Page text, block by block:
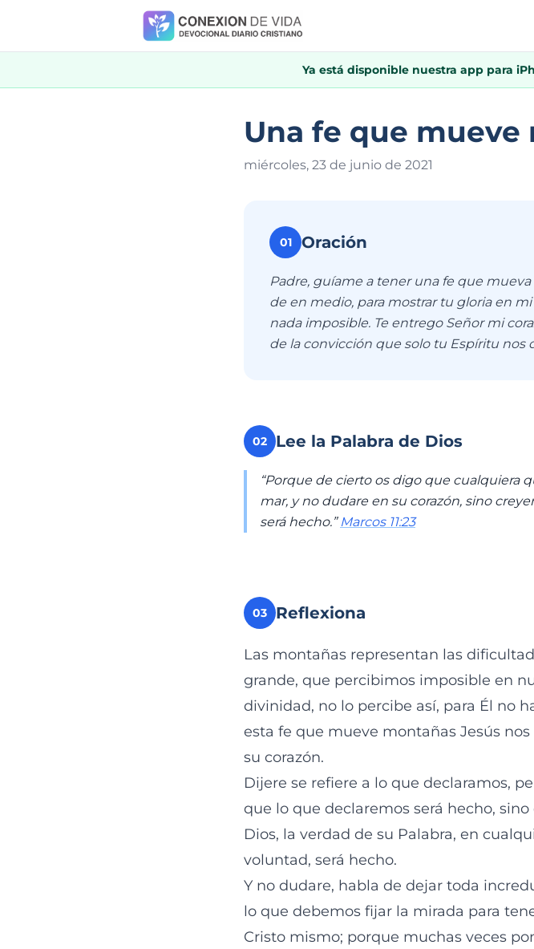
Ya está disponible nuestra app para
Una fe que mueve
miércoles, 23 de junio de 2021
01 Oración
Padre, guíame a tener una fe que
de en medio, para mostrar tu gloria en
nada imposible. Te entrego Señor mi
de la convicción que solo tu Espíritu nos
02 Lee la Palabra de Dios
“Porque de cierto os digo que cualquiera
mar, y no dudare en su corazón, sino
será hecho.” Marcos 11:23
03 Reflexiona
Las montañas representan las
grande, que percibimos imposible en
divinidad, no lo percibe así, para Él no
esta fe que mueve montañas Jesús
su corazón.
Dijere se refiere a lo que declaramos,
que lo que declaremos será hecho,
Dios, la verdad de su Palabra, en
voluntad, será hecho.
Y no dudare, habla de dejar toda
lo que debemos fijar la mirada para
Cristo mismo; porque muchas veces